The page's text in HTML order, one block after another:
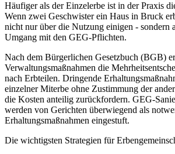
Häufiger als der Einzelerbe ist in der Praxis
Wenn zwei Geschwister ein Haus in Bruck
nicht nur über die Nutzung einigen - sondern
Umgang mit den GEG-Pflichten.
Nach dem Bürgerlichen Gesetzbuch (BGB)
Verwaltungsmaßnahmen die
nach Erbteilen. Dringende
einzelner Miterbe ohne Zustimmung der
die Kosten anteilig zurückfordern. GEG-
werden von Gerichten überwiegend als
Erhaltungsmaßnahmen eingestuft.
Die wichtigsten Strategien für